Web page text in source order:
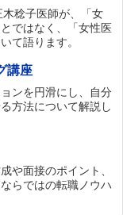
木稔子医師が、「女
ではなく、「女性医
て語ります。
講座
ンを円滑にし、自分
方法について解説し
や面接のポイント、
らではの転職ノウハ